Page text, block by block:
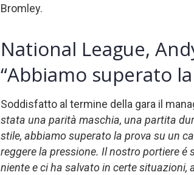
Bromley.
National League,
“Abbiamo superato
Soddisfatto al termine della gara il
stata una parità maschia, una partita
stile, abbiamo superato la prova su un
reggere la pressione. Il nostro portiere
niente e ci ha salvato in certe